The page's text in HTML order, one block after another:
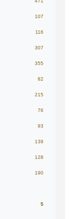
107
116
307
355
82
215
76
93
139
128
190
5